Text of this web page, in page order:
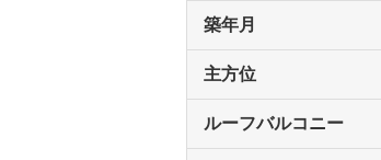
築年月
主方位
ルーフバルコニー